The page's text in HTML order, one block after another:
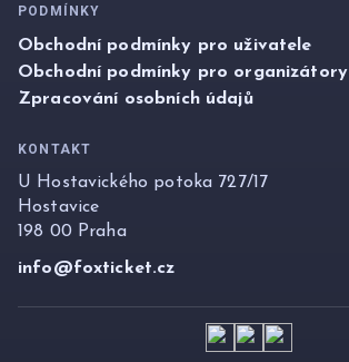
PODMÍNKY
Obchodní podmínky pro uživatele
Obchodní podmínky pro organizátory
Zpracování osobních údajů
KONTAKT
U Hostavického potoka 727/17
Hostavice
198 00 Praha
info@foxticket.cz